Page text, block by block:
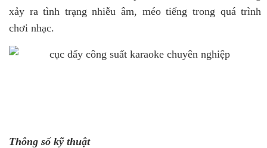
xảy ra tình trạng nhiễu âm, méo tiếng trong quá trình
chơi nhạc.
Thông số kỹ thuật